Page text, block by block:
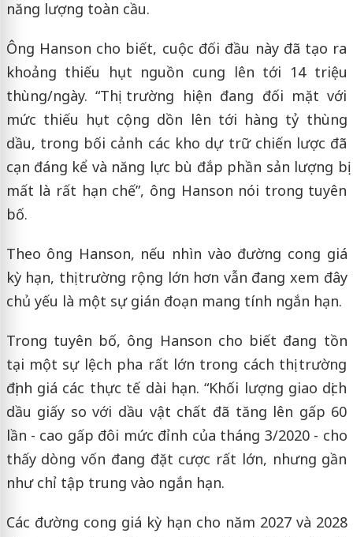
năng lượng toàn cầu.
Ông Hanson cho biết, cuộc đối đầu này đã tạo ra
khoảng thiếu hụt nguồn cung lên tới 14 triệu
thùng/ngày. “Thị trường hiện đang đối mặt với
mức thiếu hụt cộng dồn lên tới hàng tỷ thùng
dầu, trong bối cảnh các kho dự trữ chiến lược đã
cạn đáng kể và năng lực bù đắp phần sản lượng bị
mất là rất hạn chế”, ông Hanson nói trong tuyên
bố.
Theo ông Hanson, nếu nhìn vào đường cong giá
kỳ hạn, thị trường rộng lớn hơn vẫn đang xem đây
chủ yếu là một sự gián đoạn mang tính ngắn hạn.
Trong tuyên bố, ông Hanson cho biết đang tồn
tại một sự lệch pha rất lớn trong cách thị trường
định giá các thực tế dài hạn. “Khối lượng giao dịch
dầu giấy so với dầu vật chất đã tăng lên gấp 60
lần - cao gấp đôi mức đỉnh của tháng 3/2020 - cho
thấy dòng vốn đang đặt cược rất lớn, nhưng gần
như chỉ tập trung vào ngắn hạn.
Các đường cong giá kỳ hạn cho năm 2027 và 2028